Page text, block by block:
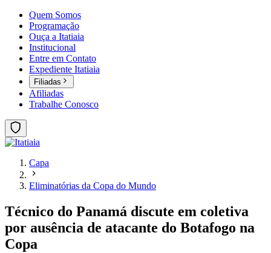
Quem Somos
Programação
Ouça a Itatiaia
Institucional
Entre em Contato
Expediente Itatiaia
Filiadas
Afiliadas
Trabalhe Conosco
Capa
Eliminatórias da Copa do Mundo
Técnico do Panamá discute em coletiva
por ausência de atacante do Botafogo na
Copa